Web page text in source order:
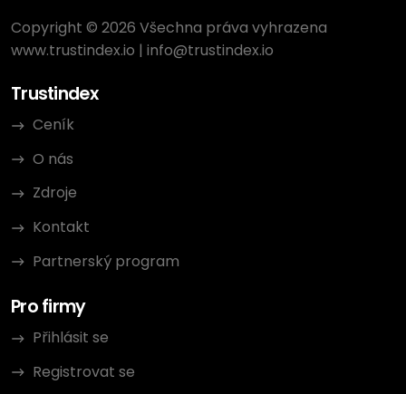
Copyright © 2026 Všechna práva vyhrazena
www.trustindex.io | info@trustindex.io
Trustindex
Ceník
O nás
Zdroje
Kontakt
Partnerský program
Pro firmy
Přihlásit se
Registrovat se